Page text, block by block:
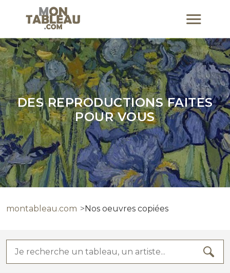
DES REPRODUCTIONS FAITES
POUR VOUS
montableau.com Nos oeuvres copiées